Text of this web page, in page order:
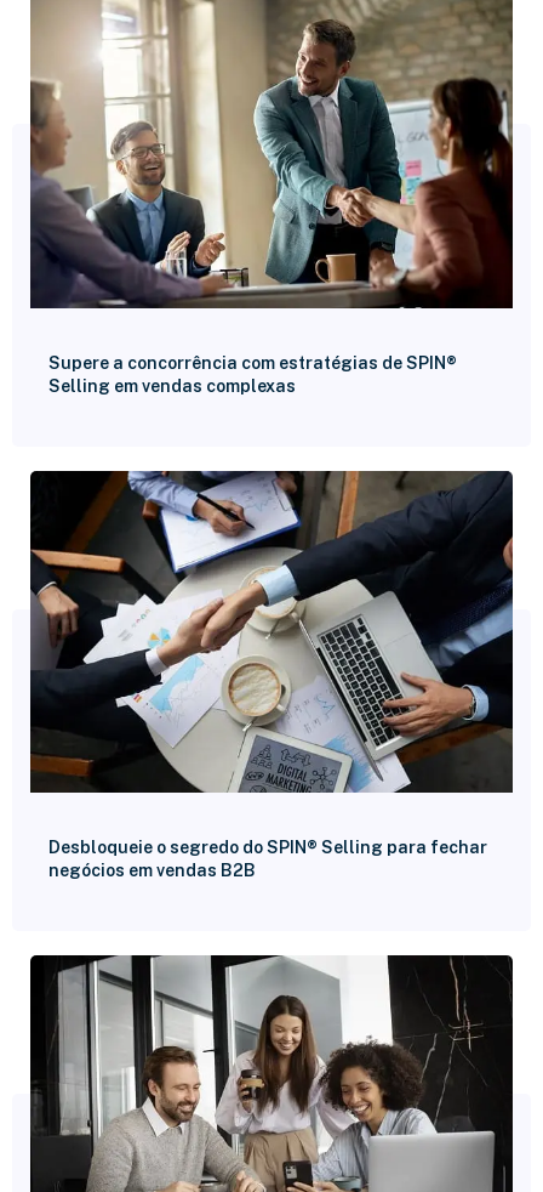
Supere a concorrência com estratégias de SPIN®
Selling em vendas complexas
Desbloqueie o segredo do SPIN® Selling para fechar
negócios em vendas B2B